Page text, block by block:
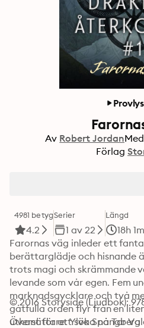
Av Robert JordanMed
Förlag
4981 betyg
4.2
Serier
1 av 22
Längd
18h
Farornas väg inleder ett
berättarglädje och hisnande
trots magi och skrämmande
levande som vår egen. Fem
marknadsgycklare och två
gåtfulla orden flyr från en
utkant för att söka nå Tar
© 2016 Storyside (Ljudbok):
Översättare: Ylva Spångberg